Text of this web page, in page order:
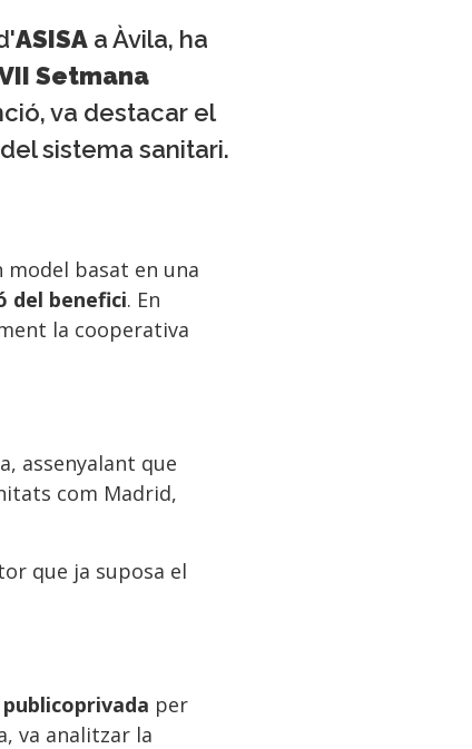
ASISA a Àvila, ha
Setmana
va destacar el
del sistema sanitari.
model basat en una
del benefici. En
la cooperativa
assenyalant que
com Madrid,
que ja suposa el
publicoprivada per
va analitzar la